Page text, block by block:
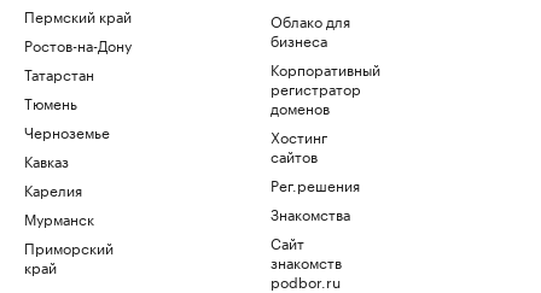
Пермский край
Ростов-на-Дону
Татарстан
Тюмень
Черноземье
Кавказ
Карелия
Мурманск
Приморский
край
Облако для
бизнеса
Корпоративный
регистратор
доменов
Хостинг
сайтов
Рег.решения
Знакомства
Сайт
знакомств
podbor.ru